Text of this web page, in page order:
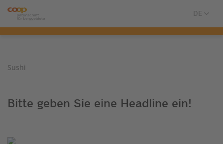
Sushi
Bitte geben Sie eine Headline ein!